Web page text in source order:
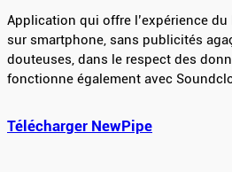
Application qui offre l’expérience
sur smartphone, sans publicités
douteuses, dans le respect des
fonctionne également avec
Télécharger NewPipe